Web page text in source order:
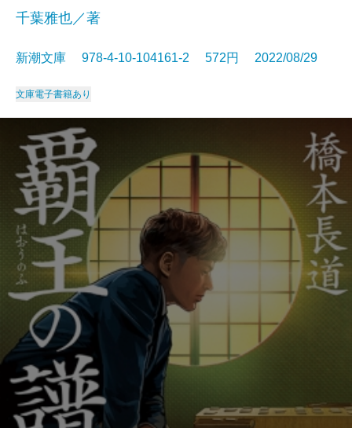
千葉雅也／著
新潮文庫 978-4-10-104161-2 572円 2022/08/29
文庫電子書籍あり